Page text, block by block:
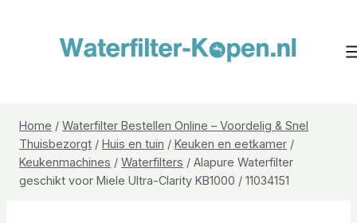
Home / Waterfilter Bestellen Online – Voordelig & Snel
Thuisbezorgt / Huis en tuin / Keuken en eetkamer /
Keukenmachines / Waterfilters / Alapure Waterfilter
geschikt voor Miele Ultra-Clarity KB1000 / 11034151